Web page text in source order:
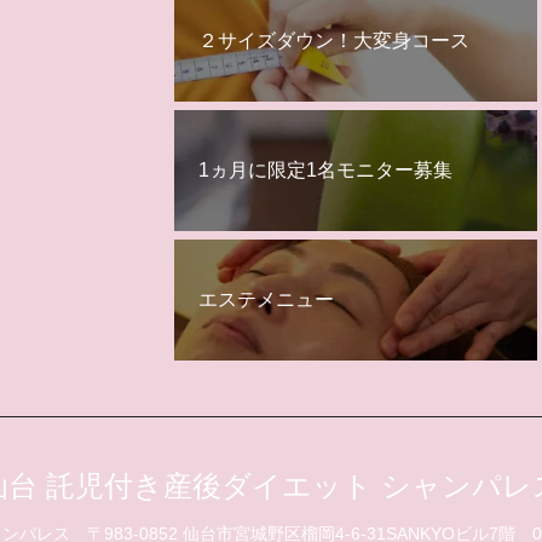
２サイズダウン！大変身コース
1ヵ月に限定1名モニター募集
エステメニュー
台 託児付き産後ダイエット シャンパレ
パレス 〒983-0852 仙台市宮城野区榴岡4-6-31SANKYOビル7階